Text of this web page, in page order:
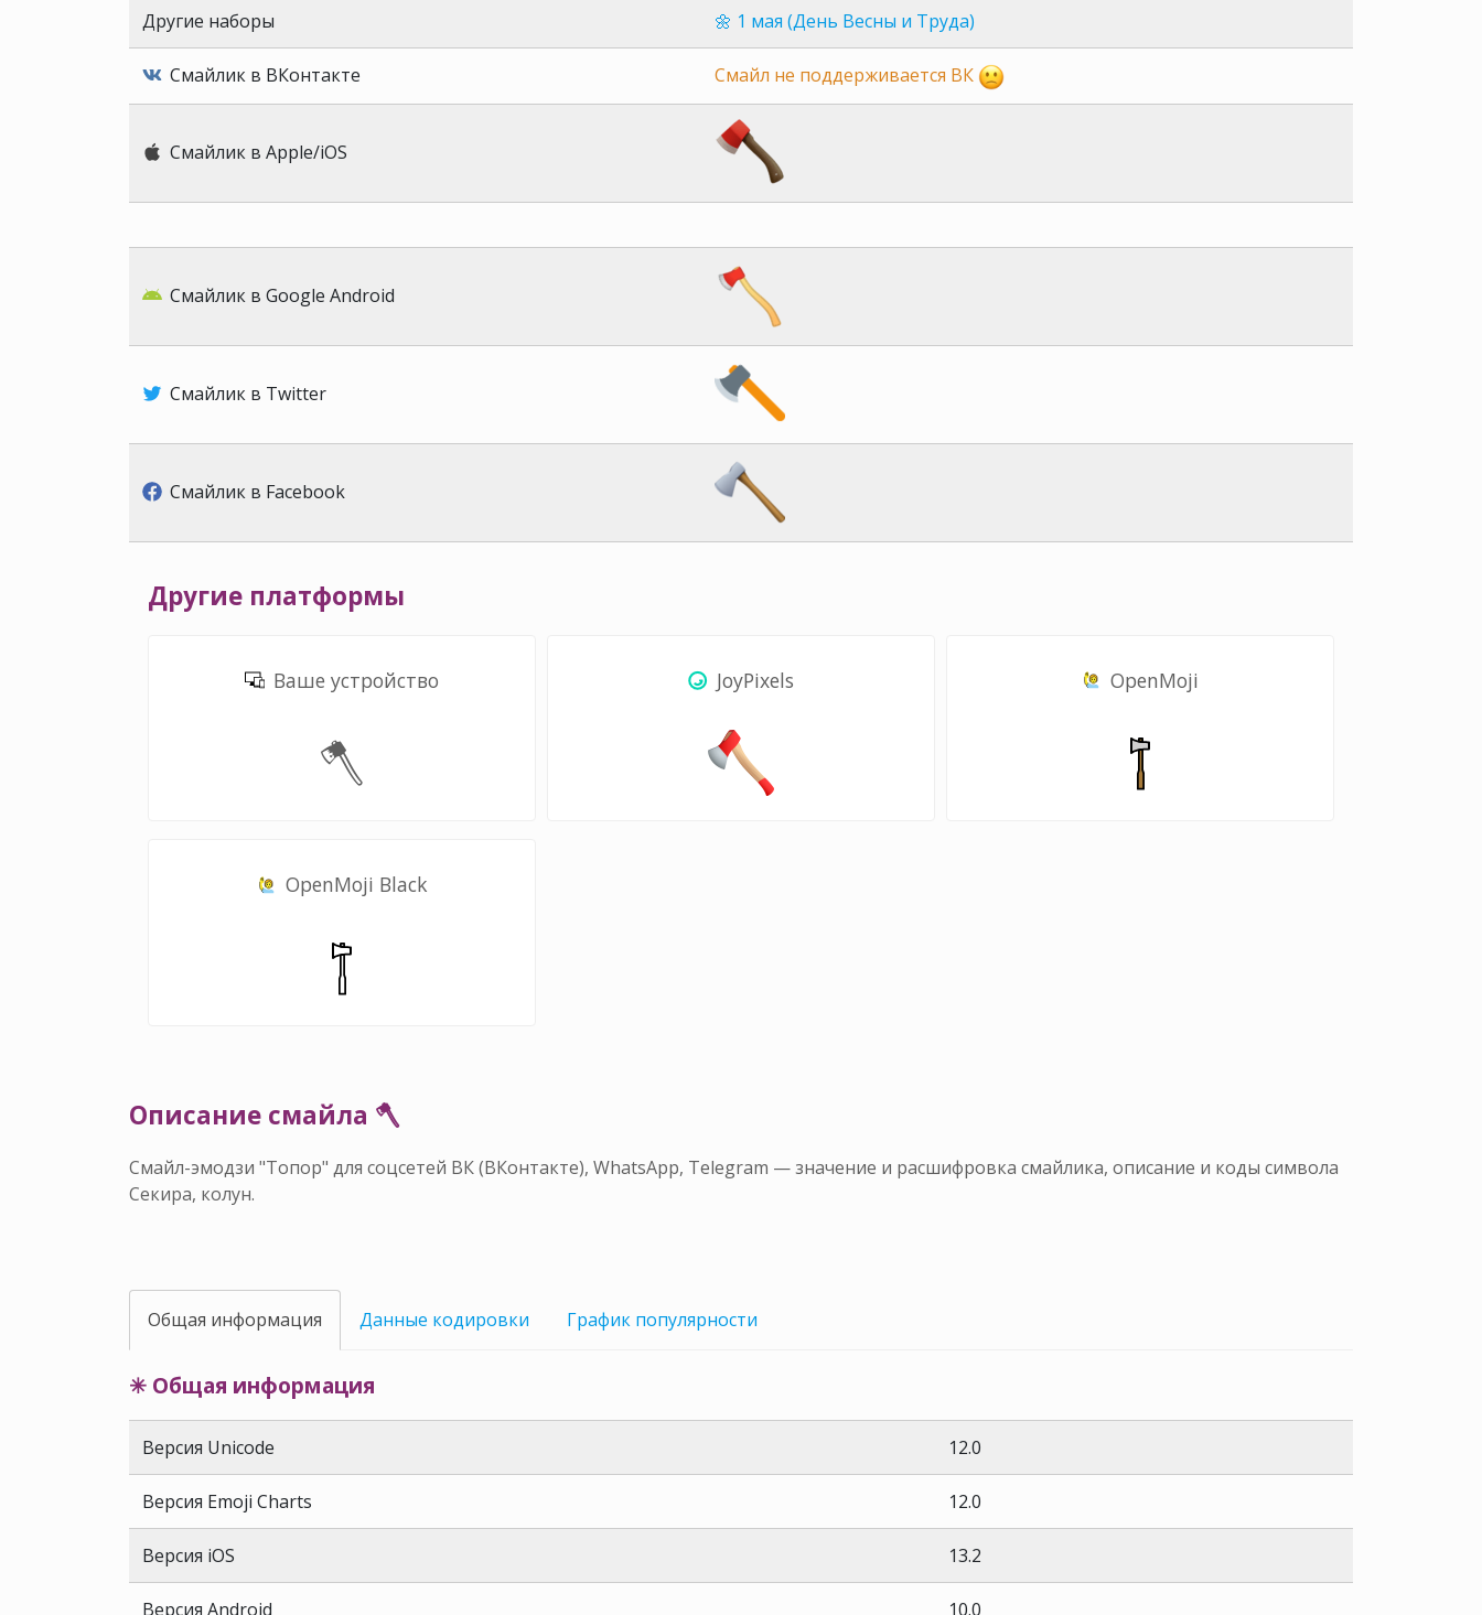
Другие наборы 🌼 1 мая (День Весны и Труда)
Смайлик в ВКонтакте Смайл не поддерживается ВК
Смайлик в Apple/iOS
Смайлик в Google Android
Смайлик в Twitter
Смайлик в Facebook
Другие платформы
Ваше устройство
🪓
JoyPixels OpenMoji
OpenMoji Black
Описание смайла 🪓
Смайл-эмодзи "Топор" для соцсетей ВК (ВКонтакте), WhatsApp, Telegram — значение и расшифровка смайлика, описание и коды символа
Секира, колун.
Общая информация Данные кодировки График популярности
✳ Общая информация
Версия Unicode 12.0
Версия Emoji Charts 12.0
Версия iOS 13.2
Версия Android 10.0